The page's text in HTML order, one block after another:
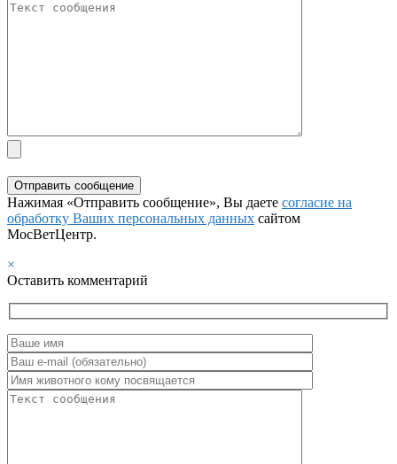
Нажимая «Отправить сообщение», Вы даете согласие на
обработку Ваших персональных данных сайтом
МосВетЦентр.
×
Оставить комментарий